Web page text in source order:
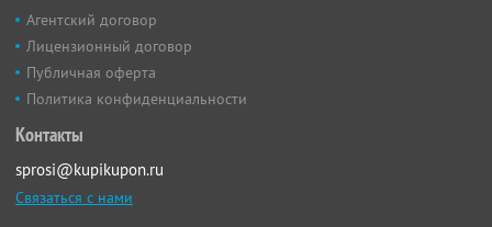
Агентский договор
Лицензионный договор
Публичная оферта
Политика конфиденциальности
Контакты
sprosi@kupikupon.ru
Связаться с нами